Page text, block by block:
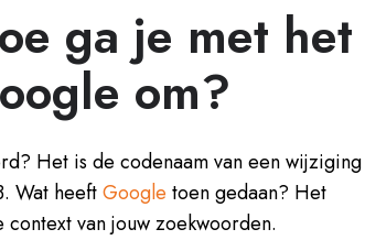
ga je met het
om?
Het is de codenaam van een wijziging
Wat heeftGoogle toen gedaan? Het
van jouw zoekwoorden.